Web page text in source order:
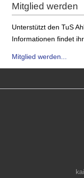
Mitglied werden
Unterstützt den TuS
Informationen findet
Mitglied werden...